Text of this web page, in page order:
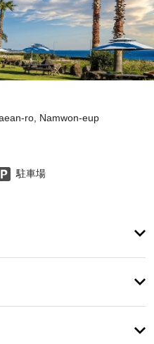
ro, Namwon-eup
駐車場